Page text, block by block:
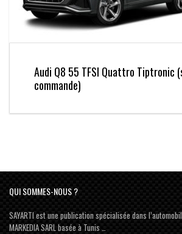
Audi Q8 55 TFSI Quattro Tiptronic
commande)
QUI SOMMES-NOUS ?
SAYARTI est une publication spécialisée dans
MARKEDIA SARL basée à Tunis …